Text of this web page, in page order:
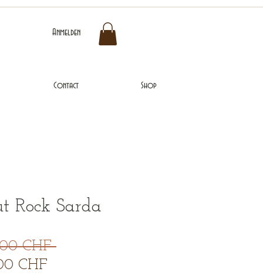
Contact Shop
Anmelden
Rock Sarda
CHF Standardpreis
CHF